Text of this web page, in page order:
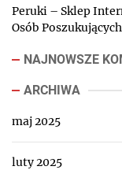
Peruki – Sklep
Osób
NAJNOWSZE
ARCHIWA
maj 2025
luty 2025